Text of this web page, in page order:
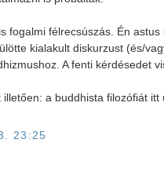
fogalmi félrecsúszás. Én
kialakult diskurzust (és/
A fenti kérdésedet
illetően: a buddhista filozófiát
23:25